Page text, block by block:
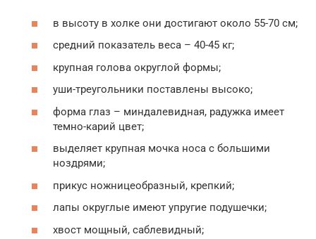
в высоту в холке они достигают около 55-70 см;
средний показатель веса – 40-45 кг;
крупная голова округлой формы;
уши-треугольники поставлены высоко;
форма глаз – миндалевидная, радужка имеет
темно-карий цвет;
выделяет крупная мочка носа с большими
ноздрями;
прикус ножницеобразный, крепкий;
лапы округлые имеют упругие подушечки;
хвост мощный, саблевидный;